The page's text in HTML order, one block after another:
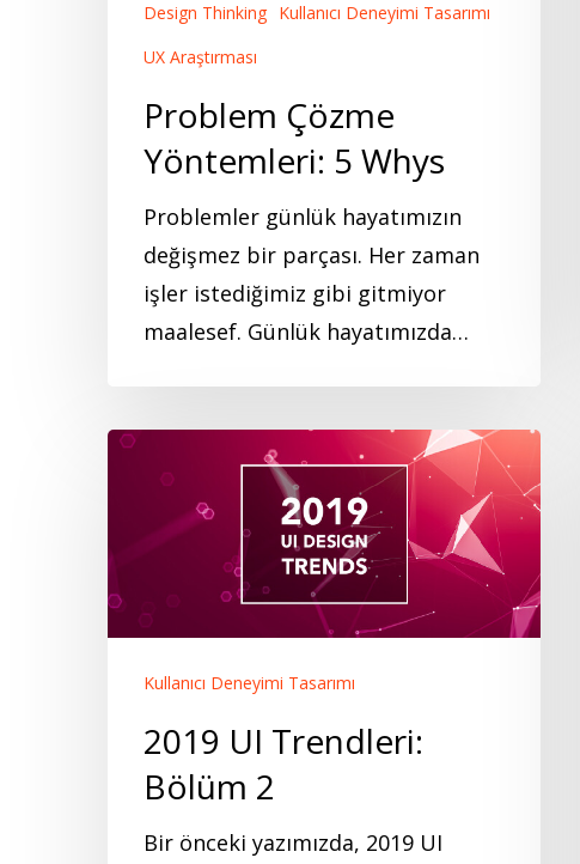
Design Thinking Kullanıcı Deneyimi Tasarımı
UX Araştırması
Problem Çözme
Yöntemleri: 5 Whys
Problemler günlük hayatımızın
değişmez bir parçası. Her zaman
işler istediğimiz gibi gitmiyor
maalesef. Günlük hayatımızda…
2019
Trendleri:
Bölüm
2
Kullanıcı Deneyimi Tasarımı
2019 UI Trendleri:
Bölüm 2
Bir önceki yazımızda, 2019 UI